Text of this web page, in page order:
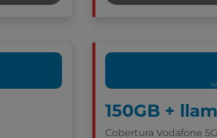
150GB +
Cobertura Vodafone 5G